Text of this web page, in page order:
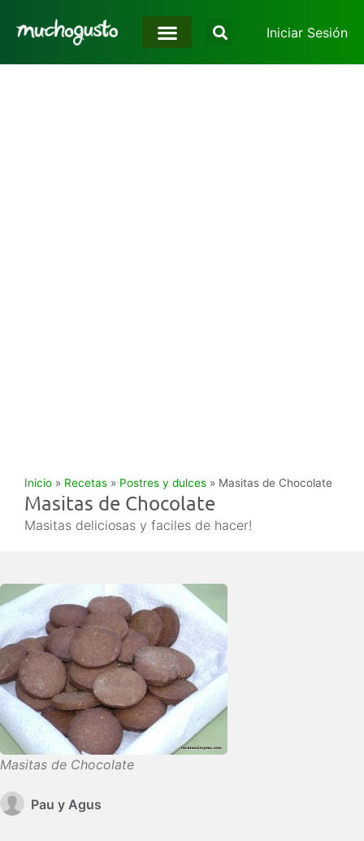
Iniciar Sesión
Inicio » Recetas » Postres y dulces » Masitas de Chocolate
Masitas de Chocolate
Masitas deliciosas y faciles de hacer!
Masitas de Chocolate
Pau y Agus